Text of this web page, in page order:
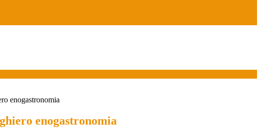
enogastronomia
enogastronomia